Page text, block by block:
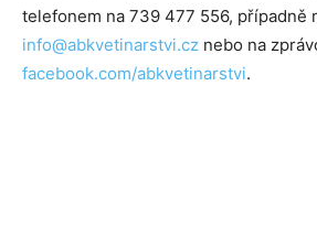
telefonem na 739 477 556, případně
info@abkvetinarstvi.cz nebo na
facebook.com/abkvetinarstvi.